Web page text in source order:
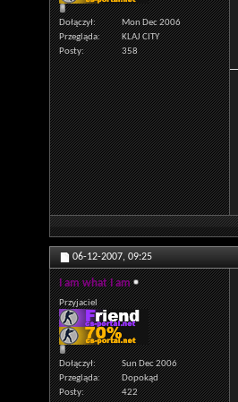
Dołączył
Mon Dec 2006
Przegląda
KLAJ CITY
Posty
358
06-12-2007, 09:25
I am what I am
Przyjaciel
Dołączył
Sun Dec 2006
Przegląda
Dopokąd
Posty
422